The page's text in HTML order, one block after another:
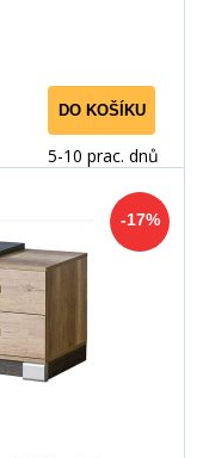
DO KOŠÍKU
5-10 prac. dnů
-17%